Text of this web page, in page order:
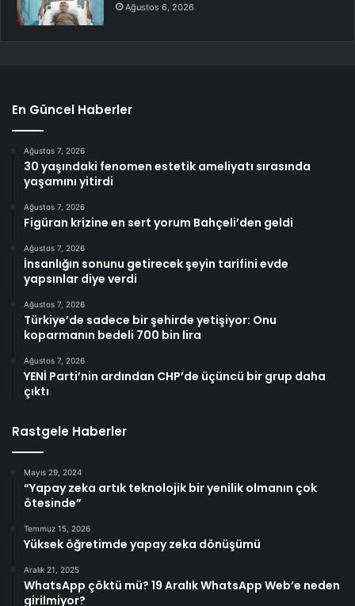
Ağustos 6, 2026
En Güncel Haberler
Ağustos 7, 2026
30 yaşındaki fenomen estetik ameliyatı sırasında
yaşamını yitirdi
Ağustos 7, 2026
Figüran krizine en sert yorum Bahçeli’den geldi
Ağustos 7, 2026
İnsanlığın sonunu getirecek şeyin tarifini evde
yapsınlar diye verdi
Ağustos 7, 2026
Türkiye’de sadece bir şehirde yetişiyor: Onu
koparmanın bedeli 700 bin lira
Ağustos 7, 2026
YENİ Parti’nin ardından CHP’de üçüncü bir grup daha
çıktı
Rastgele Haberler
Mayıs 29, 2024
“Yapay zeka artık teknolojik bir yenilik olmanın çok
ötesinde”
Temmuz 15, 2026
Yüksek öğretimde yapay zeka dönüşümü
Aralık 21, 2025
WhatsApp çöktü mü? 19 Aralık WhatsApp Web’e neden
girilmiyor?